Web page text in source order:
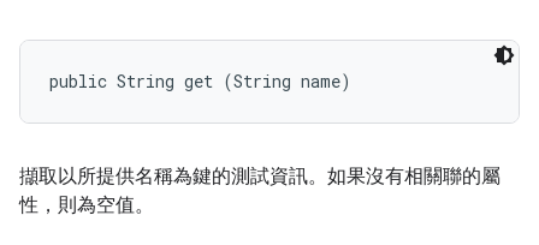
public String get (String name)
擷取以所提供名稱為鍵的測試資訊。如果沒有相關聯的屬
性，則為空值。